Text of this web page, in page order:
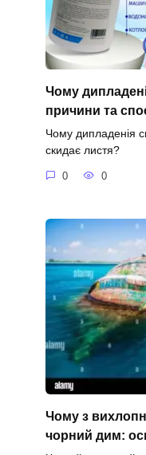
Чому
причини та
Чому дипладенія
скидає листя?
0 0
Чому з
чорний дим: